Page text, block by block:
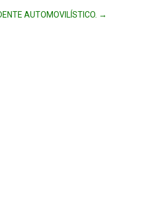
AUTOMOVILÍSTICO. →